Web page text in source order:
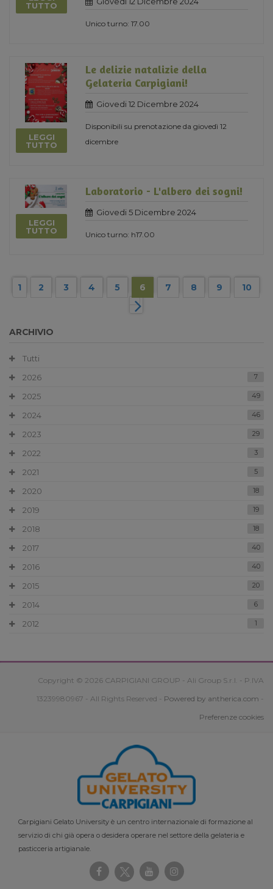
TUTTO
Unico turno: 17.00
LEGGI
TUTTO
Le delizie natalizie della
Gelateria Carpigiani!
Giovedi 12 Dicembre 2024
Disponibili su prenotazione da giovedì 12
dicembre
LEGGI
TUTTO
Laboratorio - L'albero dei sogni!
Giovedi 5 Dicembre 2024
Unico turno: h17.00
1 2 3 4 5 6 7 8 9 10
ARCHIVIO
Tutti
2026
7
2025 49
2024 46
2023 29
2022 3
2021 5
2020 18
2019 19
2018 18
2017 40
2016 40
2015 20
2014 6
2012 1
Copyright © 2026 CARPIGIANI GROUP - Ali Group S.r.l. - P.IVA
13239980967 - All Rights Reserved - Powered by antherica.com -
Preferenze cookies
Carpigiani Gelato University è un centro internazionale di formazione al
servizio di chi già opera o desidera operare nel settore della gelateria e
pasticceria artigianale.